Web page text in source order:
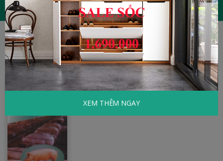
:
Đăng ký Đăng nhập
HOME Nông - Lâm - Ngư
Chăn Nuôi Lợn
Hướng Nạc Ở Gia Đình Và Trang Trại
XEM THÊM NGAY